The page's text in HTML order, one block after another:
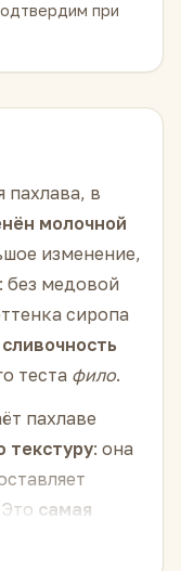
при
пахлава, в
молочной
изменение,
: без медовой
сиропа
теста фило.
пахлаве
текстуру: она
самая